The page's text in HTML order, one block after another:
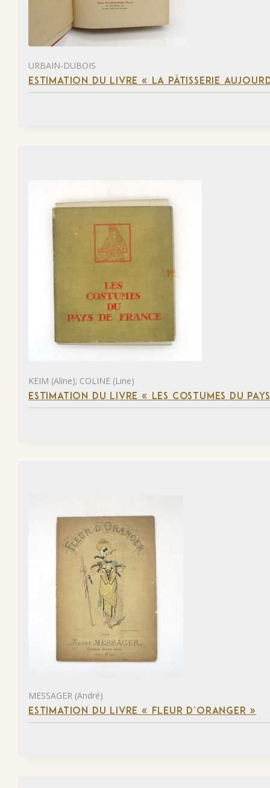
URBAIN-DUBOIS
ESTIMATION DU LIVRE « LA PÂTISSERIE
KEIM (Aline); COLINE (Line)
ESTIMATION DU LIVRE « LES COSTUMES DU
MESSAGER (André)
ESTIMATION DU LIVRE « FLEUR D’ORANGER »